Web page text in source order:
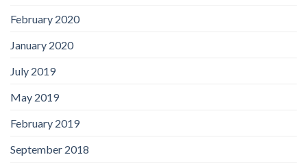
February 2020
January 2020
July 2019
May 2019
February 2019
September 2018